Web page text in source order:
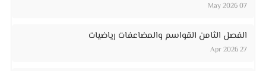
07 May 2026
الفصل الثامن القواسم والمضاعفات رياضيات
27 Apr 2026